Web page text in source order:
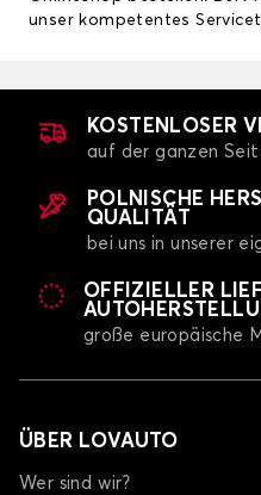
unser kompetentes
KOSTENLOSER
auf der ganzen
POLNISCHE
QUALITÄT
bei uns in unserer
OFFIZIELLER
große europäische
ÜBER LOVAUTO
Wer sind wir?